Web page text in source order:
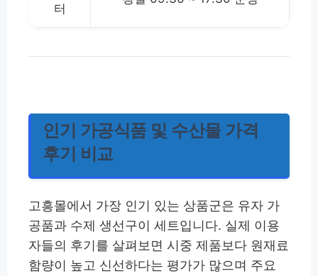
터
인기 가공식품 및 수산물 가격
후기 비교
고흥몰에서 가장 인기 있는 상품군은 유자 가
공품과 수제 생선구이 세트입니다. 실제 이용
자들의 후기를 살펴보면 시중 제품보다 원재료
함량이 높고 신선하다는 평가가 많으며 주요